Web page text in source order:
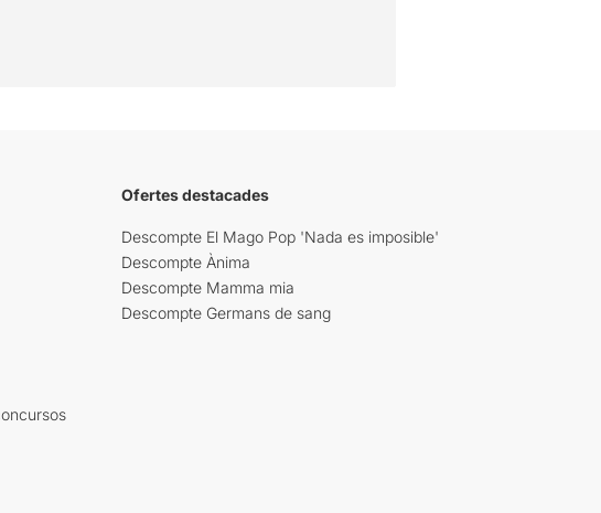
Ofertes destacades
Descompte El Mago Pop 'Nada es imposible'
Descompte Ànima
Descompte Mamma mia
Descompte Germans de sang